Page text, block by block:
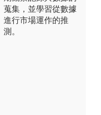
蒐集，並學習從數據
進行市場運作的推
測。